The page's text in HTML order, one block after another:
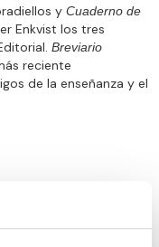
y Cuaderno de
Enkvist los tres
Breviario
reciente
de la enseñanza y el